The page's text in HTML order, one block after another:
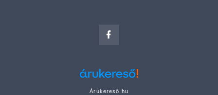
Árukereső.hu